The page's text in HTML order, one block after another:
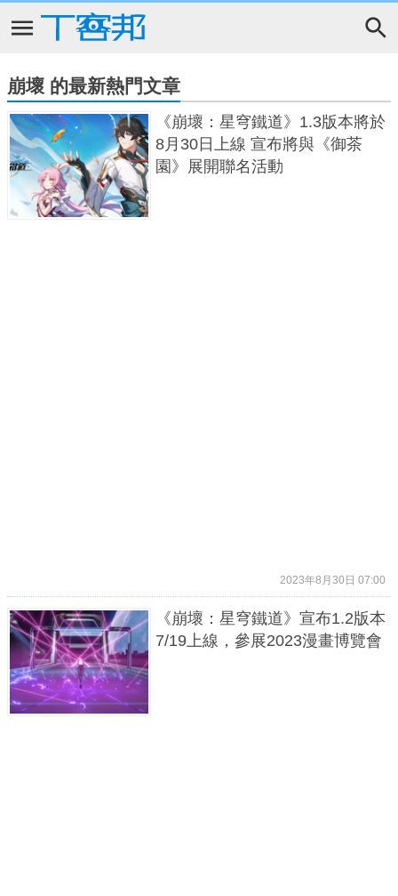
崩壞 的最新熱門文章
《崩壞：星穹鐵道》1.3版本將於
8月30日上線 宣布將與《御茶
園》展開聯名活動
2023年8月30日 07:00
《崩壞：星穹鐵道》宣布1.2版本
7/19上線，參展2023漫畫博覽會